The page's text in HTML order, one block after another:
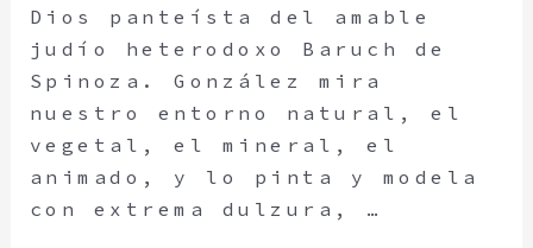
Dios panteísta del amable
judío heterodoxo Baruch de
Spinoza. González mira
nuestro entorno natural, el
vegetal, el mineral, el
animado, y lo pinta y modela
con extrema dulzura, …